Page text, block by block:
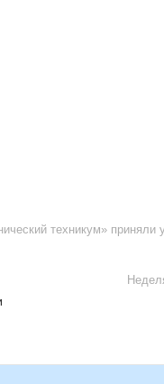
техникум» приняли